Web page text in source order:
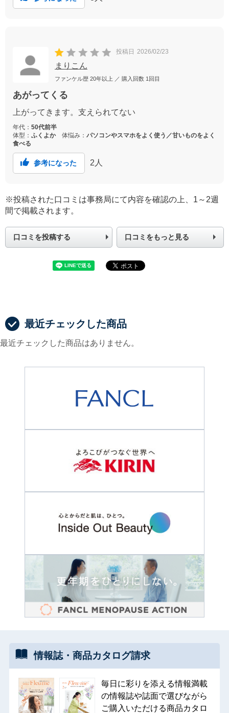
投稿日 2026/02/23
まりこん
ファンケル歴 20年以上 ／ 購入回数 1回目
あがってくる
上がってきます。支えられてない
年代： 50代前半
体型： ふくよか体悩み： パソコンやスマホをよく使う／甘いものをよく
食べる
参考になった 2 人
※投稿された口コミは事務局にて内容を確認の上、1～2週
間で掲載されます。
口コミを投稿する 口コミをもっと見る
最近チェックした商品
最近チェックした商品はありません。
情報誌・ 商品カタログ請求
毎日に彩りを添える情報満載
の情報誌や誌面で選びながら
ご購入いただける商品カタロ